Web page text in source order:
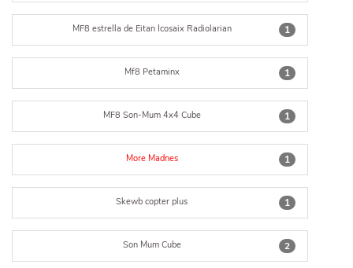
1
MF8 estrella de Eitan Icosaix Radiolarian
1
Mf8 Petaminx
1
MF8 Son-Mum 4x4 Cube
1
More Madnes
1
Skewb copter plus
2
Son Mum Cube